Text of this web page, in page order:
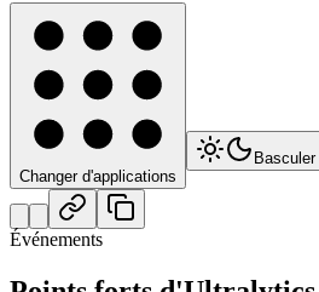
Changer d'applications
Événements